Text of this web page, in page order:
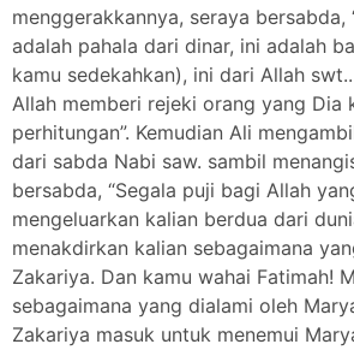
menggerakkannya, seraya bersabda,
adalah pahala dari dinar, ini adalah
kamu sedekahkan), ini dari Allah
Allah memberi rejeki orang yang Dia
perhitungan”. Kemudian Ali
dari sabda Nabi saw. sambil
bersabda, “Segala puji bagi Allah
mengeluarkan kalian berdua dari
menakdirkan kalian sebagaimana
Zakariya. Dan kamu wahai Fatimah!
sebagaimana yang dialami oleh
Zakariya masuk untuk menemui